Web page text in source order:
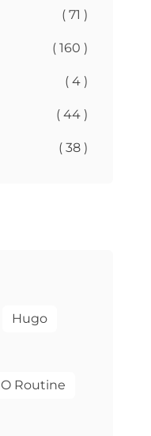
( 71 )
( 160 )
( 4 )
( 44 )
( 38 )
Hugo
Routine